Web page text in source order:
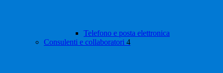
Telefono e posta elettronica
Consulenti e collaboratori 4